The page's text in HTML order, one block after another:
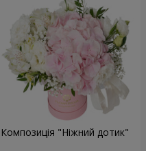
Композиція "Ніжний дотик"